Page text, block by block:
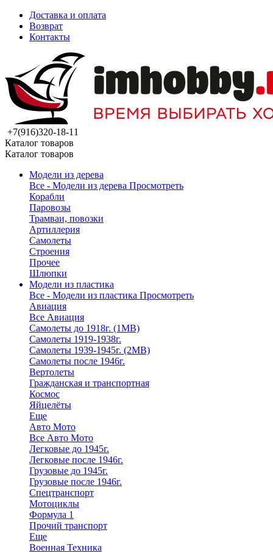
Доставка и оплата
Возврат
Контакты
+7(916)320-18-11
Каталог товаров
Каталог товаров
Модели из дерева
Все - Модели из дерева Просмотреть
Корабли
Паровозы
Трамваи, повозки
Артиллерия
Самолеты
Строения
Прочее
Шлюпки
Модели из пластика
Все - Модели из пластика Просмотреть
Авиация
Все Авиация
Самолеты до 1918г. (1МВ)
Самолеты 1919-1938г.
Самолеты 1939-1945г. (2МВ)
Самолеты после 1946г.
Вертолеты
Гражданская и транспортная
Космос
Яйцелёты
Еще
Авто Мото
Все Авто Мото
Легковые до 1945г.
Легковые после 1946г.
Грузовые до 1945г.
Грузовые после 1946г.
Спецтранспорт
Мотоциклы
Формула 1
Прочий транспорт
Еще
Военная Техника